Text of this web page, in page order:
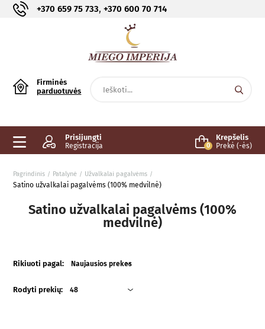
+370 659 75 733,+370 600 70 714
Firminės
parduotuvės
Prisijungti
Registracija 0
Krepšelis
Prekė (-ės)
Pagrindinis Patalynė Užvalkalai pagalvėms
Satino užvalkalai pagalvėms (100% medvilnė)
Satino užvalkalai pagalvėms (100%
medvilnė)
Rikiuoti pagal: Naujausios prekes
Rodyti prekių: 48